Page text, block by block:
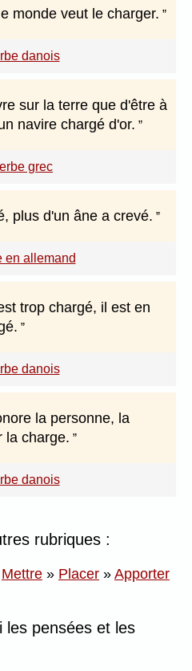
monde veut le charger.
danois
sur la terre que d'être à
navire chargé d'or.
grec
plus d'un âne a crevé.
en allemand
trop chargé, il est en
danois
la personne, la
la charge.
danois
rubriques :
Mettre » Placer » Apporter
les pensées et les